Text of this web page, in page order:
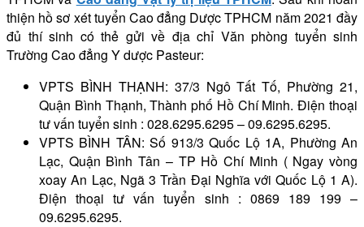
thiện hồ sơ xét tuyển Cao đẳng Dược TPHCM năm 2021 đầy
đủ thí sinh có thẻ gửi về địa chỉ Văn phòng tuyển sinh
Trường Cao đẳng Y dược Pasteur:
VPTS BÌNH THẠNH: 37/3 Ngô Tất Tố, Phường 21,
Quận Bình Thạnh, Thành phố Hồ Chí Minh. Điện thoại
tư vấn tuyển sinh : 028.6295.6295 – 09.6295.6295.
VPTS BÌNH TÂN: Số 913/3 Quốc Lộ 1A, Phường An
Lạc, Quận Bình Tân – TP Hồ Chí Minh ( Ngay vòng
xoay An Lạc, Ngã 3 Trần Đại Nghĩa với Quốc Lộ 1 A).
Điện thoại tư vấn tuyển sinh : 0869 189 199 –
09.6295.6295.